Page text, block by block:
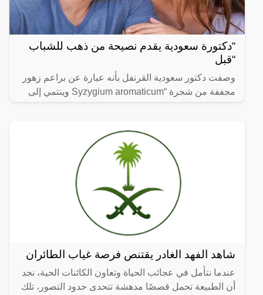
“دكتورة سعودية يقدم نصيحة من ذهب للشباب
“قبل
وصفت دكتور سعودية القرنفل بأنه عبارة عن براعم زهور
مجففة من شجرة “Syzygium aromaticum وينتمي إلى
شاهد الفهد الغادر يقتنص فرصة غياب الطائران
عندما نتأمل في عجائب الحياة وتعاون الكائنات الحية، نجد
أن الطبيعة تحمل قصصًا مدهشة تتحدى حدود التصور، تلك